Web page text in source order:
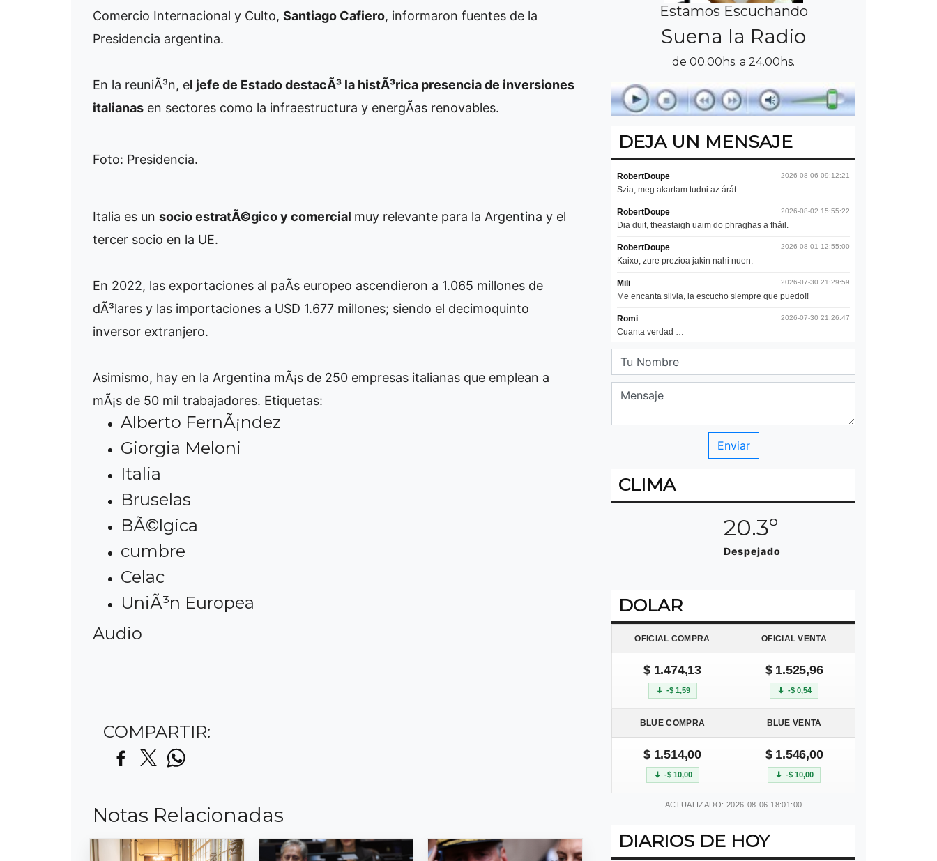
Comercio Internacional y Culto, Santiago Cafiero, informaron fuentes de la
Presidencia argentina.
En la reuniÃ³n, el jefe de Estado destacÃ³ la histÃ³rica presencia de inversiones
italianas en sectores como la infraestructura y energÃ­as renovables.
Foto: Presidencia.
Italia es un socio estratÃ©gico y comercial muy relevante para la Argentina y el
tercer socio en la UE.
En 2022, las exportaciones al paÃ­s europeo ascendieron a 1.065 millones de
dÃ³lares y las importaciones a USD 1.677 millones; siendo el decimoquinto
inversor extranjero.
Asimismo, hay en la Argentina mÃ¡s de 250 empresas italianas que emplean a
mÃ¡s de 50 mil trabajadores. Etiquetas:
Alberto FernÃ¡ndez
Giorgia Meloni
Italia
Bruselas
BÃ©lgica
cumbre
Celac
UniÃ³n Europea
Audio
COMPARTIR:
Notas Relacionadas
Estamos Escuchando
Suena la Radio
de 00.00hs. a 24.00hs.
DEJA UN MENSAJE
CLIMA
20.3º
Despejado
DOLAR
OFICIAL COMPRA OFICIAL VENTA
$ 1.474,13
-$ 1,59
$ 1.525,96
-$ 0,54
BLUE COMPRA BLUE VENTA
$ 1.514,00
-$ 10,00
$ 1.546,00
-$ 10,00
ACTUALIZADO: 2026-08-06 18:01:00
DIARIOS DE HOY